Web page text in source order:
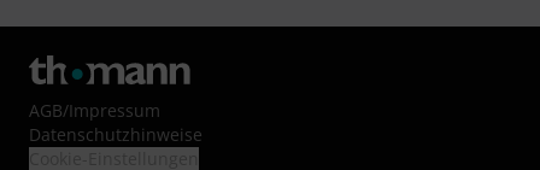
AGB/Impressum
Datenschutzhinweise